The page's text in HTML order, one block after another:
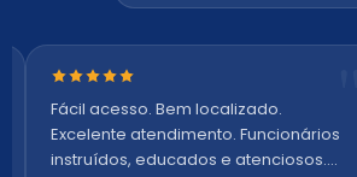
Nota 5 de 5 estrelas
Fácil acesso. Bem localizado.
Excelente atendimento. Funcionários
instruídos, educados e atenciosos.